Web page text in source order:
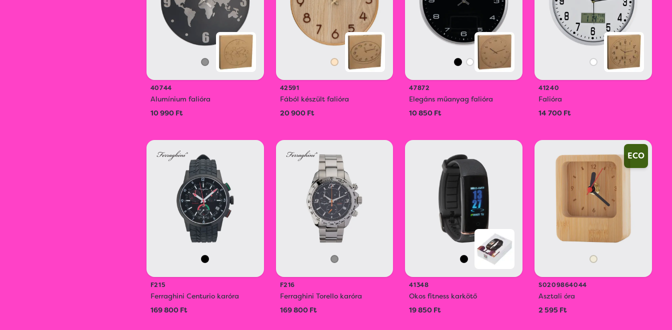
40744
Alumínium falióra
10 990 Ft
42591
Fából készült falióra
20 900 Ft
47872
Elegáns műanyag falióra
10 850 Ft
41240
Falióra
14 700 Ft
F215
Ferraghini Centurio karóra
169 800 Ft
F216
Ferraghini Torello karóra
169 800 Ft
41348
Okos fitness karkötő
19 850 Ft
ECO
S0209864044
Asztali óra
2 595 Ft